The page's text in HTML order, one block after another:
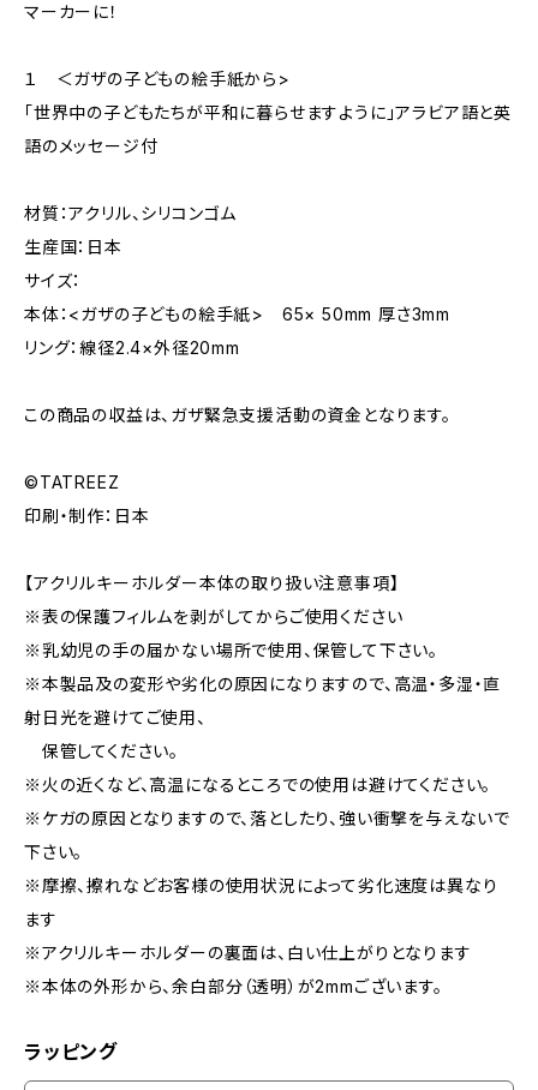
マーカーに！
１ ＜ガザの子どもの絵手紙から>
「世界中の子どもたちが平和に暮らせますように」アラビア語と英
語のメッセージ付
材質：アクリル、シリコンゴム
生産国：日本
サイズ：
本体：<ガザの子どもの絵手紙> 65× 50mm 厚さ3mm
リング：線径2.4×外径20mm
この商品の収益は、ガザ緊急支援活動の資金となります。
©TATREEZ
印刷・制作：日本
【アクリルキーホルダー本体の取り扱い注意事項】
※表の保護フィルムを剥がしてからご使用ください
※乳幼児の手の届かない場所で使用、保管して下さい。
※本製品及の変形や劣化の原因になりますので、高温・多湿・直
射日光を避けてご使用、
保管してください。
※火の近くなど、高温になるところでの使用は避けてください。
※ケガの原因となりますので、落としたり、強い衝撃を与えないで
下さい。
※摩擦、擦れなどお客様の使用状況によって劣化速度は異なり
ます
※アクリルキーホルダーの裏面は、白い仕上がりとなります
※本体の外形から、余白部分（透明）が2mmございます。
ラッピング